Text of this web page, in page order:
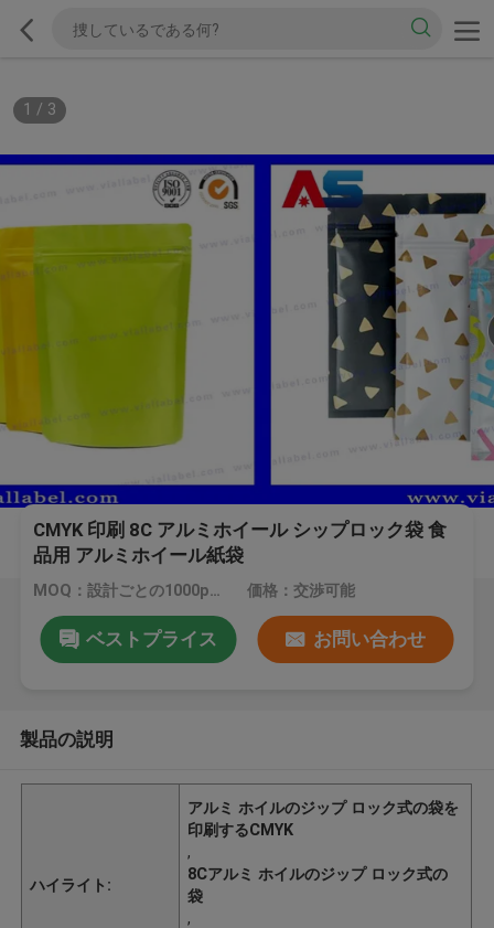
1 / 3
CMYK 印刷 8C アルミホイール シップロック袋 食
品用 アルミホイール紙袋
MOQ：設計ごとの1000pcs 価格：交渉可能
ベストプライス お問い合わせ
製品の説明
ハイライト:
アルミ ホイルのジップ ロック式の袋を
印刷するCMYK
,
8Cアルミ ホイルのジップ ロック式の
袋
,